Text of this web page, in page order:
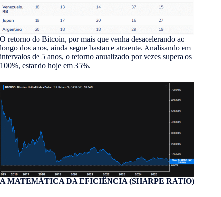
O retorno do Bitcoin, por mais que venha desacelerando ao
longo dos anos, ainda segue bastante atraente. Analisando em
intervalos de 5 anos, o retorno anualizado por vezes supera os
100%, estando hoje em 35%.
A MATEMÁTICA DA EFICIÊNCIA (SHARPE RATIO)